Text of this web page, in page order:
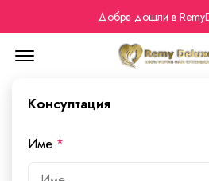
Добре дошли в
Kонсултация
Име *